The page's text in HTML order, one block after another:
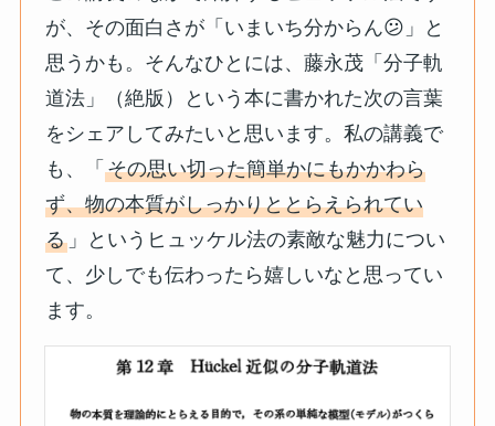
が、その面白さが「いまいち分からん😕」と
思うかも。そんなひとには、藤永茂「分子軌
道法」（絶版）という本に書かれた次の言葉
をシェアしてみたいと思います。私の講義で
も、「その思い切った簡単かにもかかわら
ず、物の本質がしっかりととらえられてい
る 」というヒュッケル法の素敵な魅力につい
て、少しでも伝わったら嬉しいなと思ってい
ます。